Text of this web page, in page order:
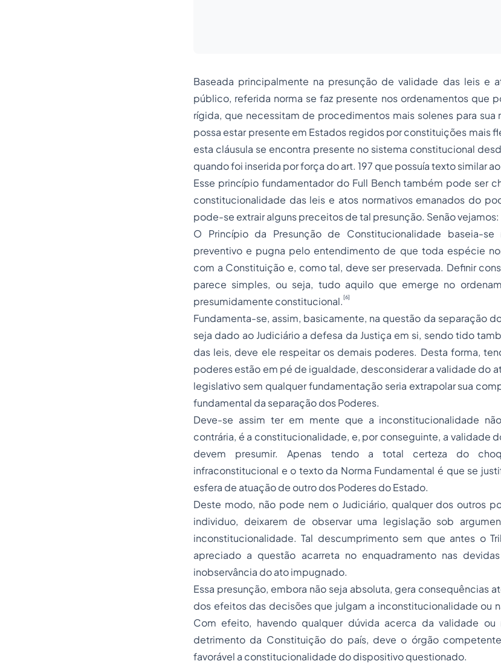
Baseada principalmente na presunção de validade das leis e
público, referida norma se faz presente nos ordenamentos que
rígida, que necessitam de procedimentos mais solenes para sua
possa estar presente em Estados regidos por constituições mais
esta cláusula se encontra presente no sistema constitucional
quando foi inserida por força do art. 197 que possuía texto similar
Esse princípio fundamentador do Full Bench também pode ser
constitucionalidade das leis e atos normativos emanados do
pode-se extrair alguns preceitos de tal presunção. Senão vejamos:
O Princípio da Presunção de Constitucionalidade baseia-
preventivo e pugna pelo entendimento de que toda espécie
com a Constituição e, como tal, deve ser preservada. Definir
parece simples, ou seja, tudo aquilo que emerge no
presumidamente constitucional.[6]
Fundamenta-se, assim, basicamente, na questão da separação
seja dado ao Judiciário a defesa da Justiça em si, sendo tido
das leis, deve ele respeitar os demais poderes. Desta forma,
poderes estão em pé de igualdade, desconsiderar a validade do
legislativo sem qualquer fundamentação seria extrapolar sua
fundamental da separação dos Poderes.
Deve-se assim ter em mente que a inconstitucionalidade
contrária, é a constitucionalidade, e, por conseguinte, a validade
devem presumir. Apenas tendo a total certeza do
infraconstitucional e o texto da Norma Fundamental é que se
esfera de atuação de outro dos Poderes do Estado.
Deste modo, não pode nem o Judiciário, qualquer dos outros
individuo, deixarem de observar uma legislação sob
inconstitucionalidade. Tal descumprimento sem que antes o
apreciado a questão acarreta no enquadramento nas
inobservância do ato impugnado.
Essa presunção, embora não seja absoluta, gera consequências
dos efeitos das decisões que julgam a inconstitucionalidade ou
Com efeito, havendo qualquer dúvida acerca da validade
detrimento da Constituição do país, deve o órgão
favorável a constitucionalidade do dispositivo questionado.